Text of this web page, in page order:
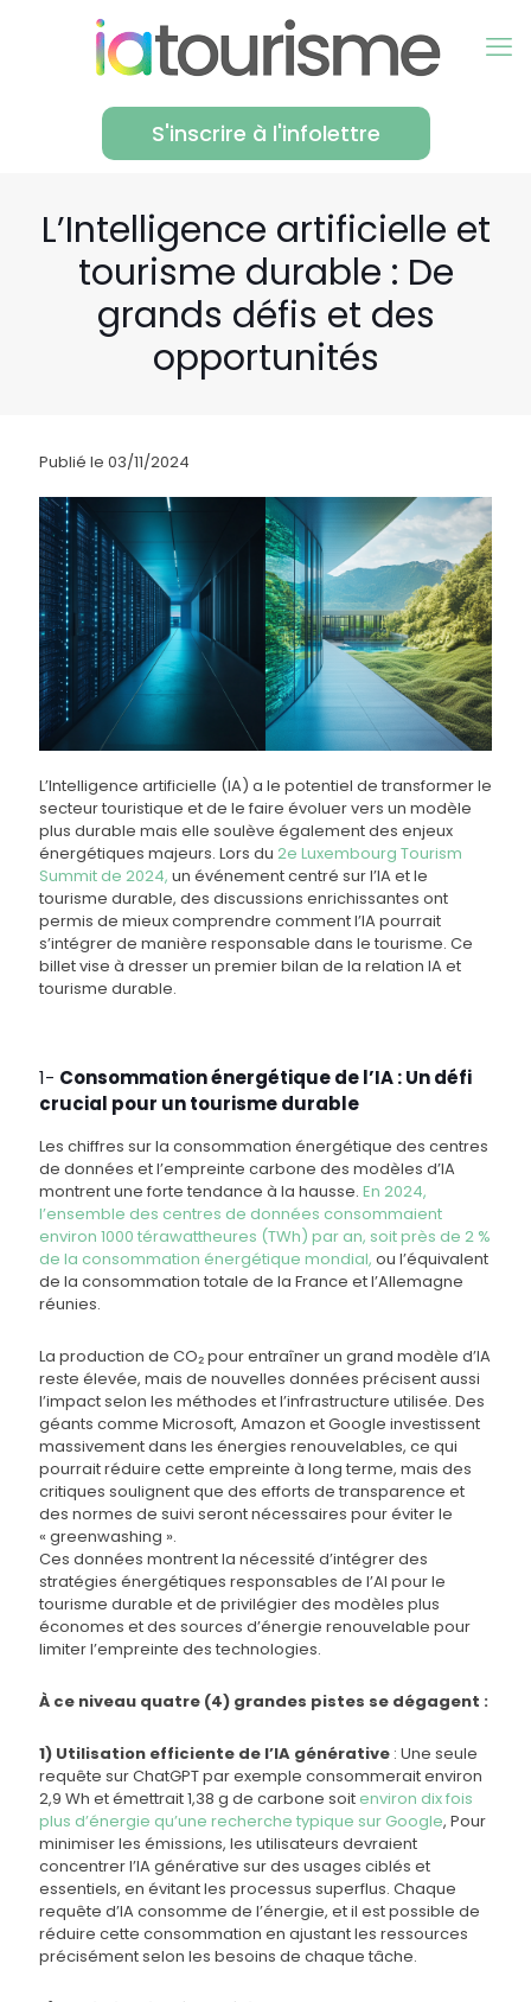
S'inscrire à l'infolettre
L’Intelligence artificielle et
tourisme durable : De
grands défis et des
opportunités
Publié le 03/11/2024
L’Intelligence artificielle (IA) a le potentiel de transformer le
secteur touristique et de le faire évoluer vers un modèle
plus durable mais elle soulève également des enjeux
énergétiques majeurs. Lors du 2e Luxembourg Tourism
Summit de 2024, un événement centré sur l’IA et le
tourisme durable, des discussions enrichissantes ont
permis de mieux comprendre comment l’IA pourrait
s’intégrer de manière responsable dans le tourisme. Ce
billet vise à dresser un premier bilan de la relation IA et
tourisme durable.
1- Consommation énergétique de l’IA : Un défi
crucial pour un tourisme durable
Les chiffres sur la consommation énergétique des centres
de données et l’empreinte carbone des modèles d’IA
montrent une forte tendance à la hausse. En 2024,
l’ensemble des centres de données consommaient
environ 1000 térawattheures (TWh) par an, soit près de 2 %
de la consommation énergétique mondial, ou l’équivalent
de la consommation totale de la France et l’Allemagne
réunies.
La production de CO₂ pour entraîner un grand modèle d’IA
reste élevée, mais de nouvelles données précisent aussi
l’impact selon les méthodes et l’infrastructure utilisée. Des
géants comme Microsoft, Amazon et Google investissent
massivement dans les énergies renouvelables, ce qui
pourrait réduire cette empreinte à long terme, mais des
critiques soulignent que des efforts de transparence et
des normes de suivi seront nécessaires pour éviter le
« greenwashing ».
Ces données montrent la nécessité d’intégrer des
stratégies énergétiques responsables de l’AI pour le
tourisme durable et de privilégier des modèles plus
économes et des sources d’énergie renouvelable pour
limiter l’empreinte des technologies.
À ce niveau quatre (4) grandes pistes se dégagent :
1) Utilisation efficiente de l’IA générative : Une seule
requête sur ChatGPT par exemple consommerait environ
2,9 Wh et émettrait 1,38 g de carbone soit environ dix fois
plus d’énergie qu’une recherche typique sur Google, Pour
minimiser les émissions, les utilisateurs devraient
concentrer l’IA générative sur des usages ciblés et
essentiels, en évitant les processus superflus. Chaque
requête d’IA consomme de l’énergie, et il est possible de
réduire cette consommation en ajustant les ressources
précisément selon les besoins de chaque tâche.